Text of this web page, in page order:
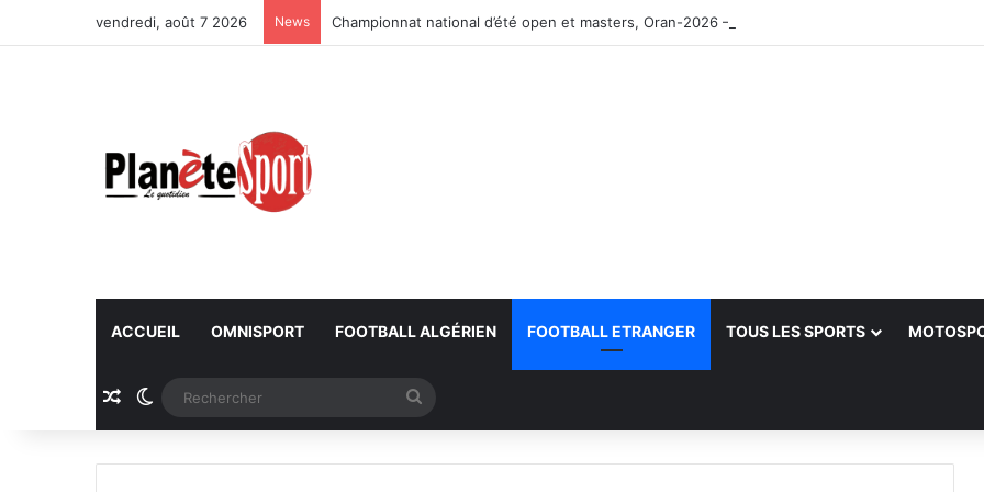
vendredi, août 7 2026 News Championnat national d’été open et masters, Oran-2026 — Le CRB s’adjuge le titre
ACCUEIL OMNISPORT FOOTBALL ALGÉRIEN FOOTBALL ETRANGER TOUS LES SPORTS
Article Aléatoire
Switch skin